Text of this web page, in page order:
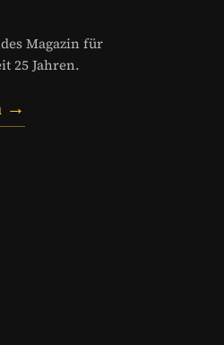
Magazin für
25 Jahren.
→